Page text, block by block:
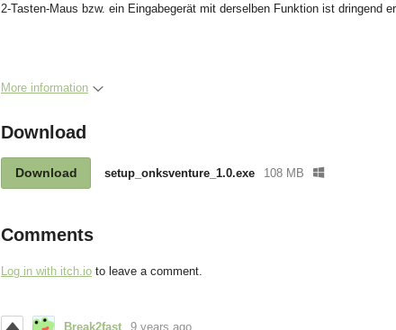
2-Tasten-Maus bzw. ein Eingabegerät mit derselben Funktion ist dringend
More information
Download
Download setup_onksventure_1.0.exe 108 MB
Comments
Log in with itch.io to leave a comment.
Break2fast 9 years ago